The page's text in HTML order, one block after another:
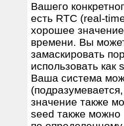
Вашего
есть RTC (real-
хорошее
времени. Вы
замаскировать
использовать
Ваша система
значение также
seed также можно